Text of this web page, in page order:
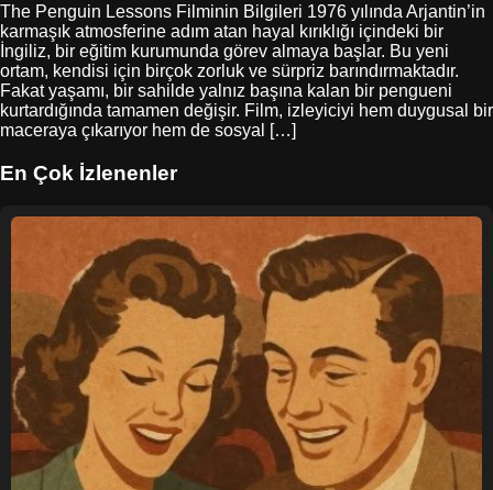
The Penguin Lessons Filminin Bilgileri 1976 yılında Arjantin’in
karmaşık atmosferine adım atan hayal kırıklığı içindeki bir
İngiliz, bir eğitim kurumunda görev almaya başlar. Bu yeni
ortam, kendisi için birçok zorluk ve sürpriz barındırmaktadır.
Fakat yaşamı, bir sahilde yalnız başına kalan bir pengueni
kurtardığında tamamen değişir. Film, izleyiciyi hem duygusal bir
maceraya çıkarıyor hem de sosyal […]
En Çok İzlenenler